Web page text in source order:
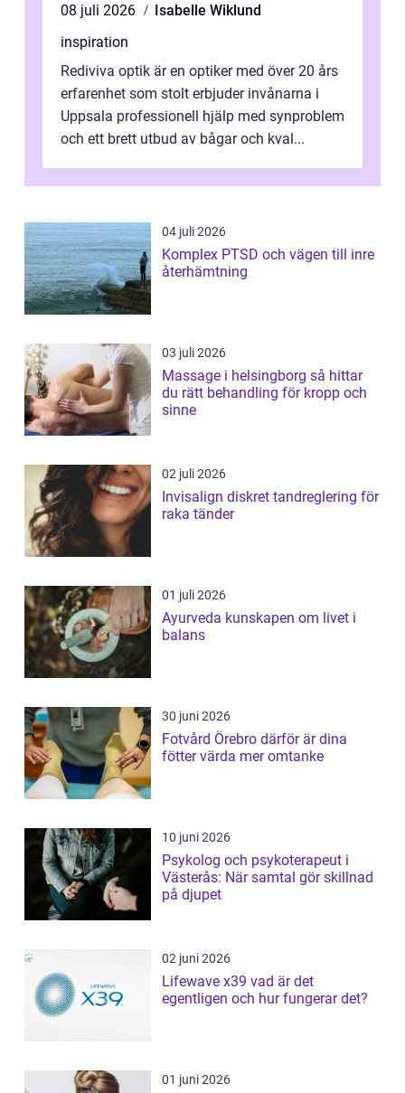
08 juli 2026
Isabelle Wiklund
inspiration
Rediviva optik är en optiker med över 20 års
erfarenhet som stolt erbjuder invånarna i
Uppsala professionell hjälp med synproblem
och ett brett utbud av bågar och kval...
04 juli 2026
Komplex PTSD och vägen till inre
återhämtning
03 juli 2026
Massage i helsingborg så hittar
du rätt behandling för kropp och
sinne
02 juli 2026
Invisalign diskret tandreglering för
raka tänder
01 juli 2026
Ayurveda kunskapen om livet i
balans
30 juni 2026
Fotvård Örebro därför är dina
fötter värda mer omtanke
10 juni 2026
Psykolog och psykoterapeut i
Västerås: När samtal gör skillnad
på djupet
02 juni 2026
Lifewave x39 vad är det
egentligen och hur fungerar det?
01 juni 2026